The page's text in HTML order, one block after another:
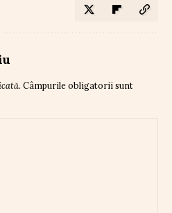
Câmpurile obligatorii sunt